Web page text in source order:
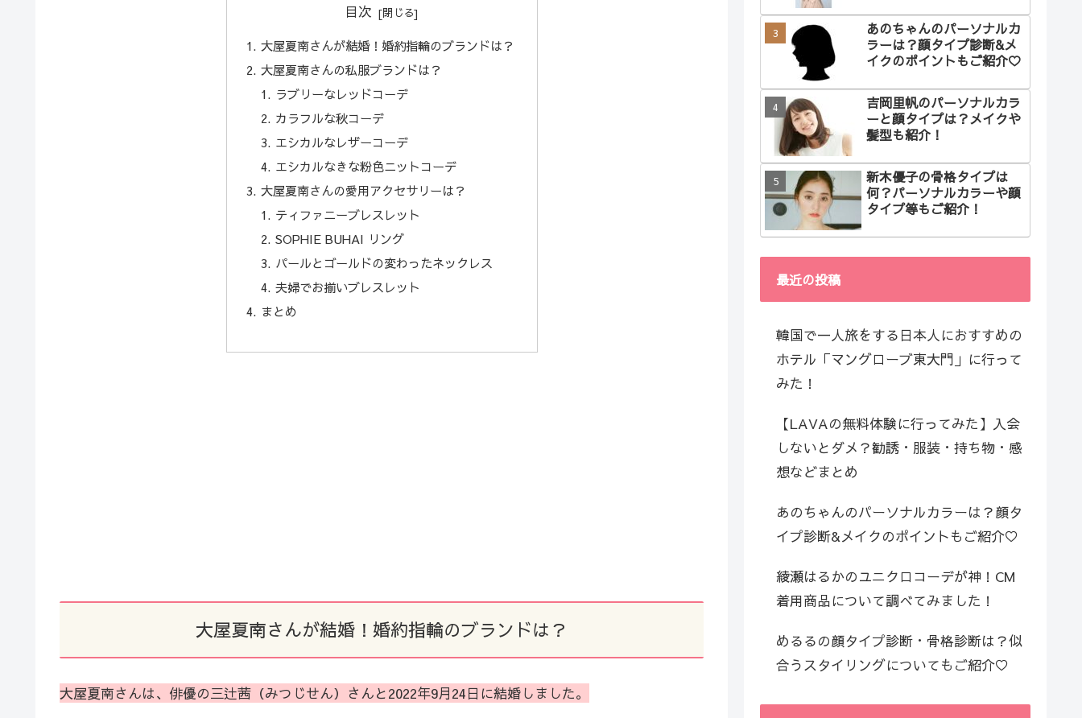
目次
大屋夏南さんが結婚！婚約指輪のブランドは？
大屋夏南さんの私服ブランドは？
ラブリーなレッドコーデ
カラフルな秋コーデ
エシカルなレザーコーデ
エシカルなきな粉色ニットコーデ
大屋夏南さんの愛用アクセサリーは？
ティファニーブレスレット
SOPHIE BUHAI リング
パールとゴールドの変わったネックレス
夫婦でお揃いブレスレット
まとめ
大屋夏南さんが結婚！婚約指輪のブランドは？
大屋夏南さんは、俳優の三辻茜（みつじせん）さんと2022年9月24日に結婚しました。
あのちゃんのパーソナルカ
ラーは？顔タイプ診断&メ
イクのポイントもご紹介♡
吉岡里帆のパーソナルカラ
ーと顔タイプは？メイクや
髪型も紹介！
新木優子の骨格タイプは
何？パーソナルカラーや顔
タイプ等もご紹介！
最近の投稿
韓国で一人旅をする日本人におすすめの
ホテル「マングローブ東大門」に行って
みた！
【LAVAの無料体験に行ってみた】入会
しないとダメ？勧誘・服装・持ち物・感
想などまとめ
あのちゃんのパーソナルカラーは？顔タ
イプ診断&メイクのポイントもご紹介♡
綾瀬はるかのユニクロコーデが神！CM
着用商品について調べてみました！
めるるの顔タイプ診断・骨格診断は？似
合うスタイリングについてもご紹介♡